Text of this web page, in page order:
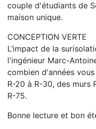
couple d'étudiants de
maison unique.
CONCEPTION VERTE
L’impact de la
l'ingénieur Marc-
combien d'années
R-20 à R-30, des murs
R-75.
Bonne lecture et bon